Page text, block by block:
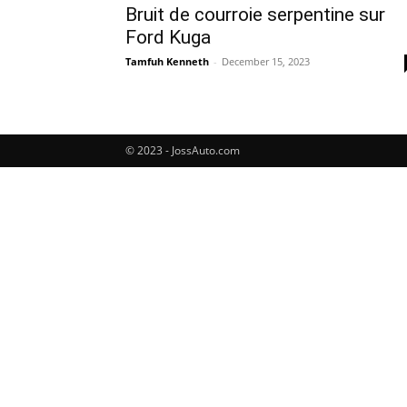
Bruit de courroie serpentine sur
Ford Kuga
Tamfuh Kenneth - December 15, 2023
© 2023 - JossAuto.com